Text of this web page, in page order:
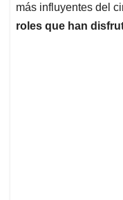
más influyentes del
roles que han